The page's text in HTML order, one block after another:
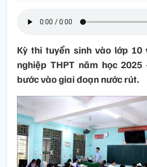
Kỳ thi tuyển sinh vào lớp
nghiệp THPT năm học 2025
bước vào giai đoạn nước rút.